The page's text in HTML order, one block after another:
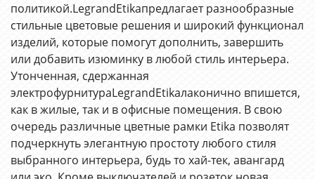
политикой.LegrandEtikaпредлагает разнообразные
стильные цветовые решения и широкий функционал
изделий, которые помогут дополнить, завершить
или добавить изюминку в любой стиль интерьера.
Утонченная, сдержанная
электрофурнитураLegrandEtikaлаконично впишется,
как в жилые, так и в офисные помещения. В свою
очередь различные цветные рамки Etika позволят
подчеркнуть элегантную простоту любого стиля
выбранного интерьера, будь то хай-тек, авангард